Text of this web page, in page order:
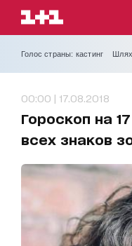
Голос страны: кастинг
00:00 | 17.08.2018
Гороскоп на
всех знаков